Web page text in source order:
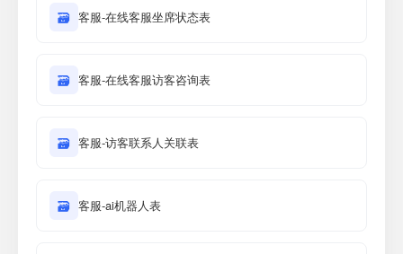
🗃 客服-在线客服坐席状态表
🗃 客服-在线客服访客咨询表
🗃 客服-访客联系人关联表
🗃 客服-ai机器人表